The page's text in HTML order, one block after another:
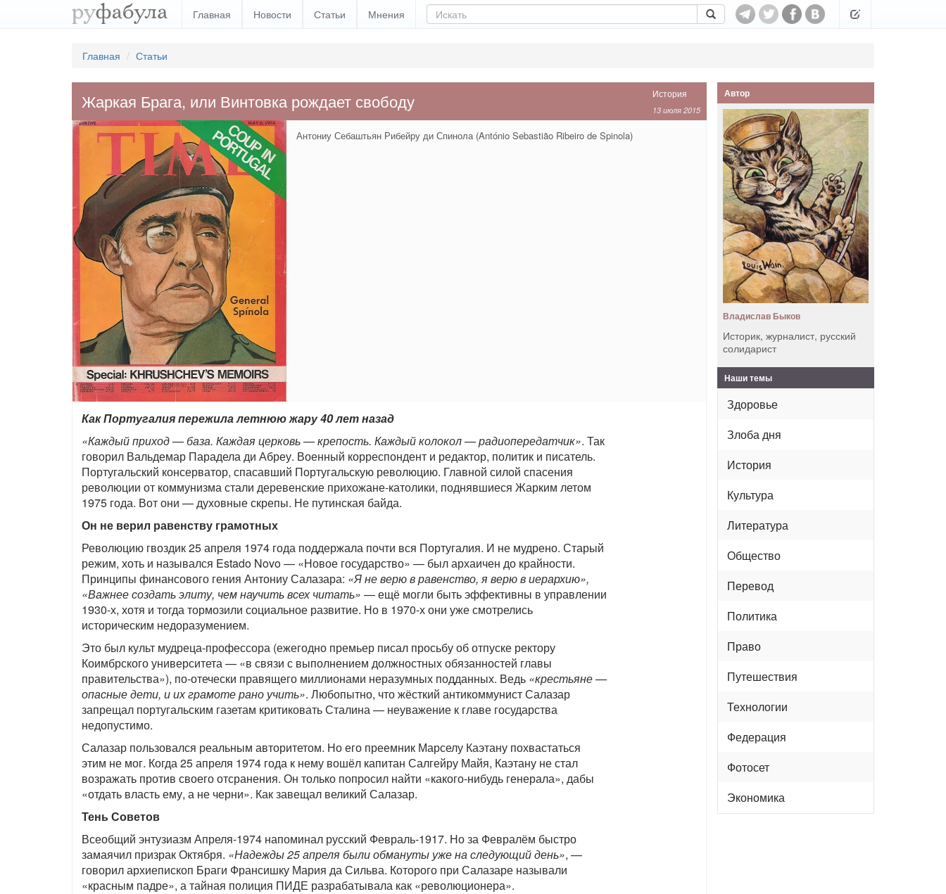
Главная Новости Статьи Мнения
Главная Статьи
История
13 июля 2015
Жаркая Брага, или Винтовка рождает свободу
Антониу Себаштьян Рибейру ди Спинола (António Sebastião Ribeiro de Spinola)
Как Португалия пережила летнюю жару 40 лет назад
«Каждый приход — база. Каждая церковь — крепость. Каждый колокол — радиопередатчик». Так
говорил Вальдемар Парадела ди Абреу. Военный корреспондент и редактор, политик и писатель.
Португальский консерватор, спасавший Португальскую революцию. Главной силой спасения
революции от коммунизма стали деревенские прихожане-католики, поднявшиеся Жарким летом
1975 года. Вот они — духовные скрепы. Не путинская байда.
Он не верил равенству грамотных
Революцию гвоздик 25 апреля 1974 года поддержала почти вся Португалия. И не мудрено. Старый
режим, хоть и назывался Estado Novo — «Новое государство» — был архаичен до крайности.
Принципы финансового гения Антониу Салазара: «Я не верю в равенство, я верю в иерархию»,
«Важнее создать элиту, чем научить всех читать» — ещё могли быть эффективны в управлении
1930-х, хотя и тогда тормозили социальное развитие. Но в 1970-х они уже смотрелись
историческим недоразумением.
Это был культ мудреца-профессора (ежегодно премьер писал просьбу об отпуске ректору
Коимбрского университета — «в связи с выполнением должностных обязанностей главы
правительства»), по-отечески правящего миллионами неразумных подданных. Ведь «крестьяне —
опасные дети, и их грамоте рано учить». Любопытно, что жёсткий антикоммунист Салазар
запрещал португальским газетам критиковать Сталина — неуважение к главе государства
недопустимо.
Салазар пользовался реальным авторитетом. Но его преемник Марселу Каэтану похвастаться
этим не мог. Когда 25 апреля 1974 года к нему вошёл капитан Салгейру Майя, Каэтану не стал
возражать против своего отсранения. Он только попросил найти «какого-нибудь генерала», дабы
«отдать власть ему, а не черни». Как завещал великий Салазар.
Тень Советов
Всеобщий энтузиазм Апреля-1974 напоминал русский Февраль-1917. Но за Февралём быстро
замаячил призрак Октября. «Надежды 25 апреля были обмануты уже на следующий день», —
говорил архиепископ Браги Франсишку Мария да Сильва. Которого при Салазаре называли
«красным падре», а тайная полиция ПИДЕ разрабатывала как «революционера».
Автор
Владислав Быков
Историк, журналист, русский
солидарист
Наши темы
Здоровье
Злоба дня
История
Культура
Литература
Общество
Перевод
Политика
Право
Путешествия
Технологии
Федерация
Фотосет
Экономика